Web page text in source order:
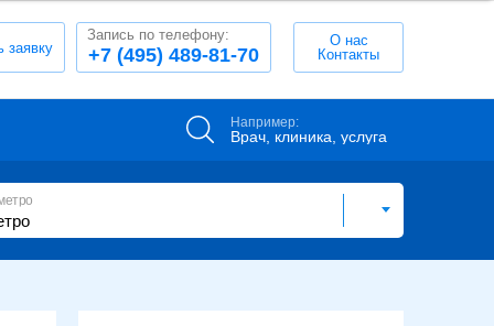
заявку +7 (495) 489-81-70
Запись по телефону:
О нас
Контакты
Например:
Врач, клиника, услуга